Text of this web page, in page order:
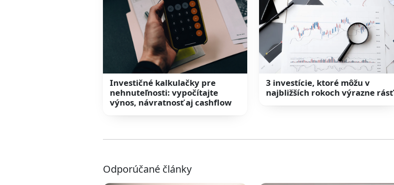
Investičné kalkulačky pre
nehnuteľnosti: vypočítajte
výnos, návratnosť aj cashflow
3 investície, ktoré môžu v
najbližších rokoch výrazne rásť
Odporúčané články